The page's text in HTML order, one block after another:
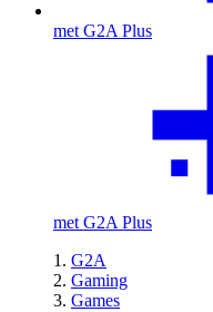
met G2A Plus
met G2A Plus
G2A
Gaming
Games